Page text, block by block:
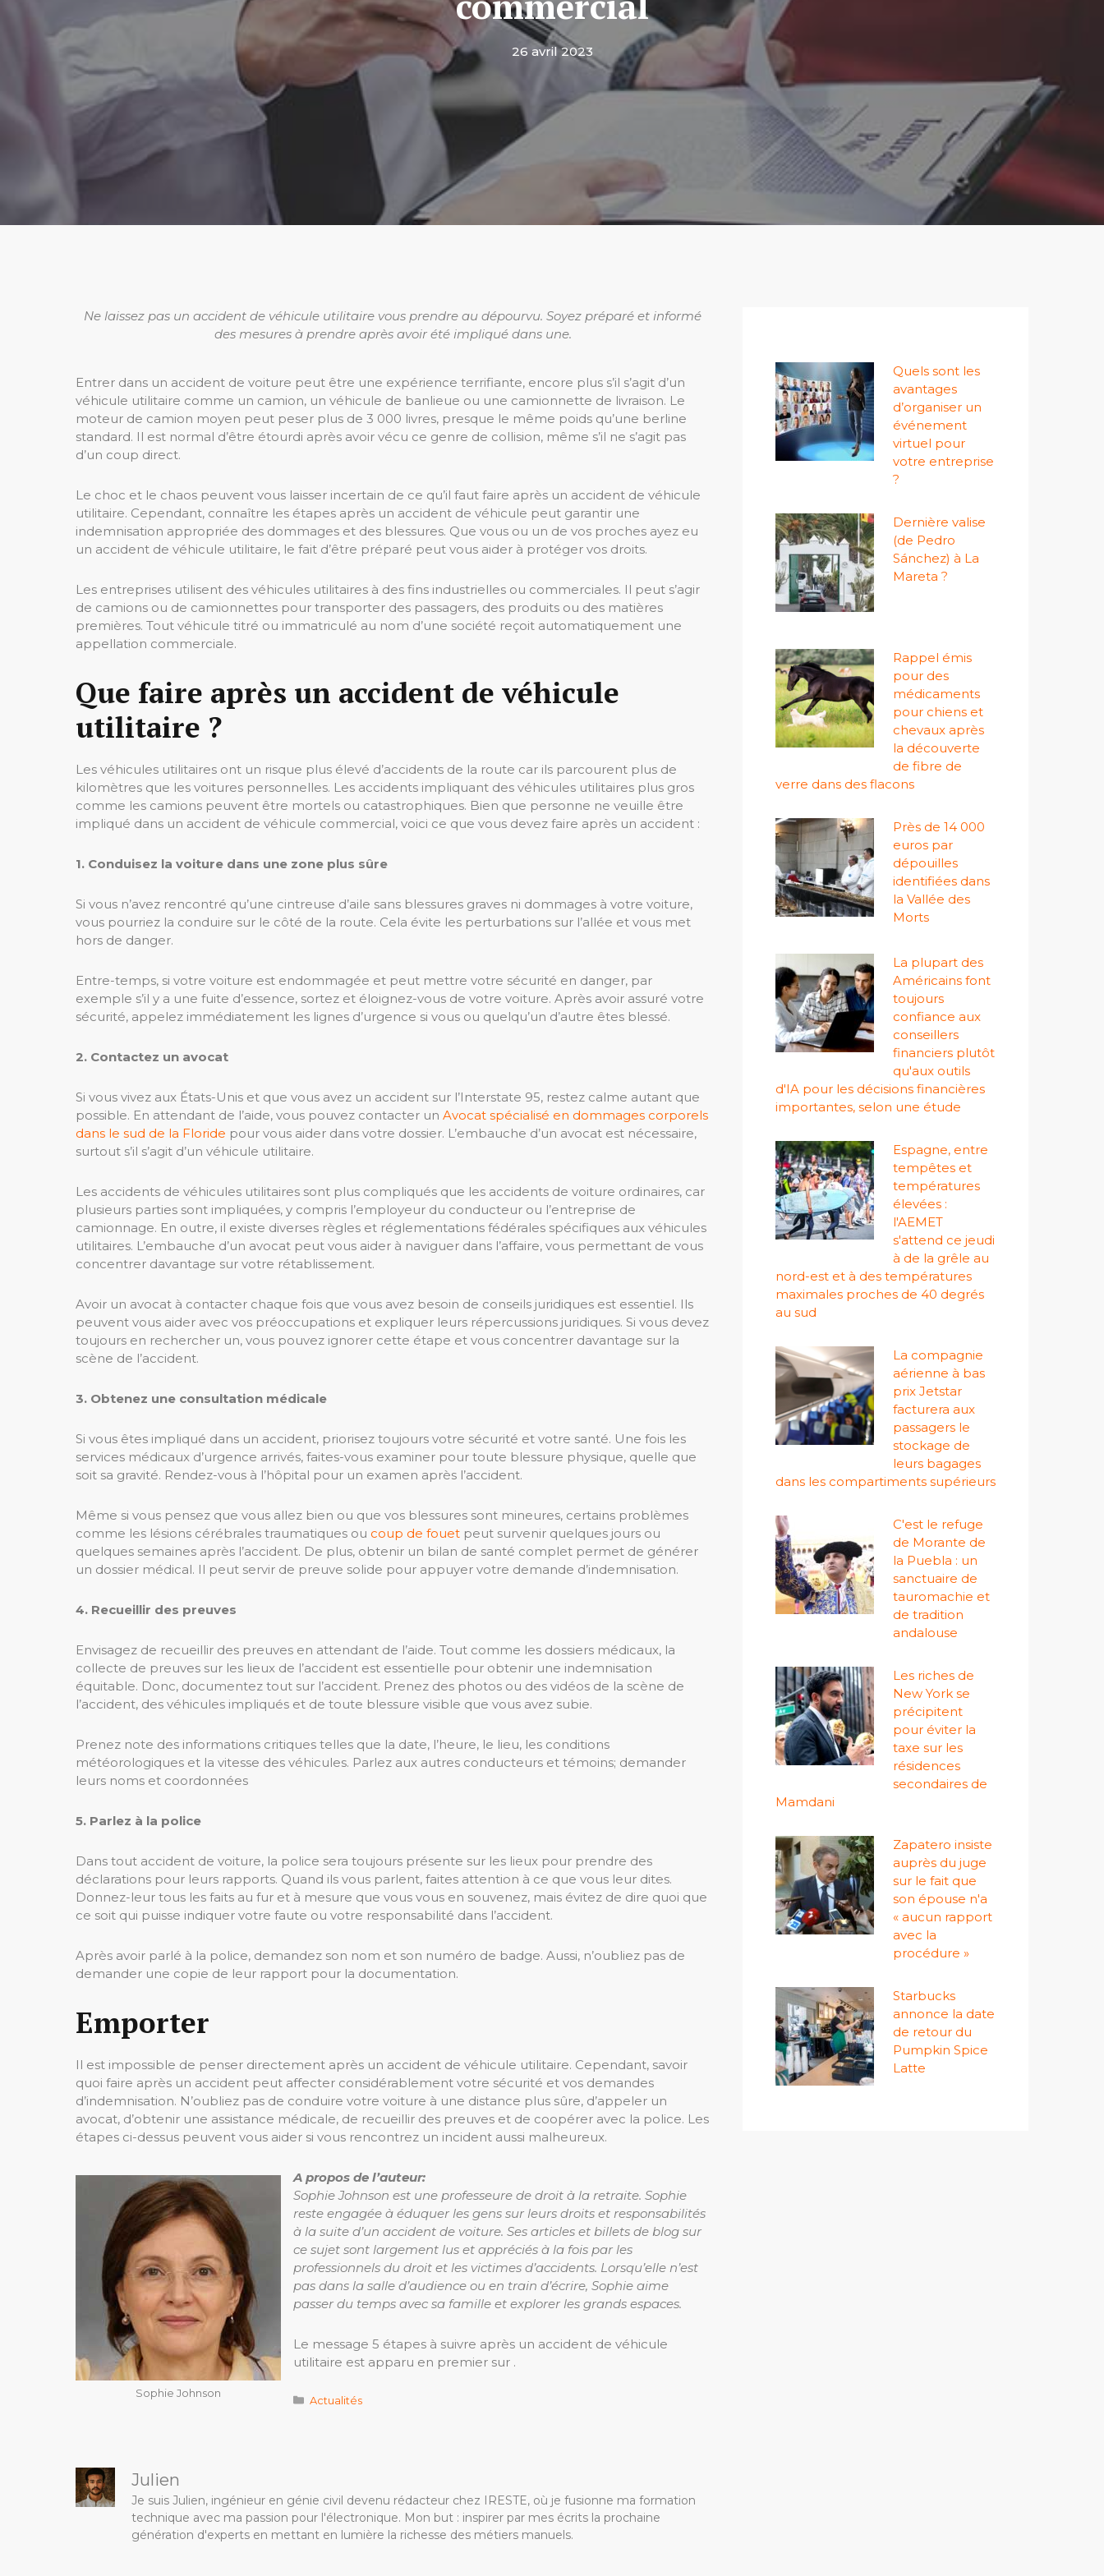
26 avril 2023
Ne laissez pas un accident de véhicule utilitaire vous prendre au dépourvu. Soyez préparé et informé
des mesures à prendre après avoir été impliqué dans une.
Entrer dans un accident de voiture peut être une expérience terrifiante, encore plus s’il s’agit d’un
véhicule utilitaire comme un camion, un véhicule de banlieue ou une camionnette de livraison. Le
moteur de camion moyen peut peser plus de 3 000 livres, presque le même poids qu’une berline
standard. Il est normal d’être étourdi après avoir vécu ce genre de collision, même s’il ne s’agit pas
d’un coup direct.
Le choc et le chaos peuvent vous laisser incertain de ce qu’il faut faire après un accident de véhicule
utilitaire. Cependant, connaître les étapes après un accident de véhicule peut garantir une
indemnisation appropriée des dommages et des blessures. Que vous ou un de vos proches ayez eu
un accident de véhicule utilitaire, le fait d’être préparé peut vous aider à protéger vos droits.
Les entreprises utilisent des véhicules utilitaires à des fins industrielles ou commerciales. Il peut s’agir
de camions ou de camionnettes pour transporter des passagers, des produits ou des matières
premières. Tout véhicule titré ou immatriculé au nom d’une société reçoit automatiquement une
appellation commerciale.
Que faire après un accident de véhicule
utilitaire ?
Les véhicules utilitaires ont un risque plus élevé d’accidents de la route car ils parcourent plus de
kilomètres que les voitures personnelles. Les accidents impliquant des véhicules utilitaires plus gros
comme les camions peuvent être mortels ou catastrophiques. Bien que personne ne veuille être
impliqué dans un accident de véhicule commercial, voici ce que vous devez faire après un accident :
1. Conduisez la voiture dans une zone plus sûre
Si vous n’avez rencontré qu’une cintreuse d’aile sans blessures graves ni dommages à votre voiture,
vous pourriez la conduire sur le côté de la route. Cela évite les perturbations sur l’allée et vous met
hors de danger.
Entre-temps, si votre voiture est endommagée et peut mettre votre sécurité en danger, par
exemple s’il y a une fuite d’essence, sortez et éloignez-vous de votre voiture. Après avoir assuré votre
sécurité, appelez immédiatement les lignes d’urgence si vous ou quelqu’un d’autre êtes blessé.
2. Contactez un avocat
Si vous vivez aux États-Unis et que vous avez un accident sur l’Interstate 95, restez calme autant que
possible. En attendant de l’aide, vous pouvez contacter un Avocat spécialisé en dommages corporels
dans le sud de la Floride pour vous aider dans votre dossier. L’embauche d’un avocat est nécessaire,
surtout s’il s’agit d’un véhicule utilitaire.
Les accidents de véhicules utilitaires sont plus compliqués que les accidents de voiture ordinaires, car
plusieurs parties sont impliquées, y compris l’employeur du conducteur ou l’entreprise de
camionnage. En outre, il existe diverses règles et réglementations fédérales spécifiques aux véhicules
utilitaires. L’embauche d’un avocat peut vous aider à naviguer dans l’affaire, vous permettant de vous
concentrer davantage sur votre rétablissement.
Avoir un avocat à contacter chaque fois que vous avez besoin de conseils juridiques est essentiel. Ils
peuvent vous aider avec vos préoccupations et expliquer leurs répercussions juridiques. Si vous devez
toujours en rechercher un, vous pouvez ignorer cette étape et vous concentrer davantage sur la
scène de l’accident.
3. Obtenez une consultation médicale
Si vous êtes impliqué dans un accident, priorisez toujours votre sécurité et votre santé. Une fois les
services médicaux d’urgence arrivés, faites-vous examiner pour toute blessure physique, quelle que
soit sa gravité. Rendez-vous à l’hôpital pour un examen après l’accident.
Même si vous pensez que vous allez bien ou que vos blessures sont mineures, certains problèmes
comme les lésions cérébrales traumatiques ou coup de fouet peut survenir quelques jours ou
quelques semaines après l’accident. De plus, obtenir un bilan de santé complet permet de générer
un dossier médical. Il peut servir de preuve solide pour appuyer votre demande d’indemnisation.
4. Recueillir des preuves
Envisagez de recueillir des preuves en attendant de l’aide. Tout comme les dossiers médicaux, la
collecte de preuves sur les lieux de l’accident est essentielle pour obtenir une indemnisation
équitable. Donc, documentez tout sur l’accident. Prenez des photos ou des vidéos de la scène de
l’accident, des véhicules impliqués et de toute blessure visible que vous avez subie.
Prenez note des informations critiques telles que la date, l’heure, le lieu, les conditions
météorologiques et la vitesse des véhicules. Parlez aux autres conducteurs et témoins; demander
leurs noms et coordonnées
5. Parlez à la police
Dans tout accident de voiture, la police sera toujours présente sur les lieux pour prendre des
déclarations pour leurs rapports. Quand ils vous parlent, faites attention à ce que vous leur dites.
Donnez-leur tous les faits au fur et à mesure que vous vous en souvenez, mais évitez de dire quoi que
ce soit qui puisse indiquer votre faute ou votre responsabilité dans l’accident.
Après avoir parlé à la police, demandez son nom et son numéro de badge. Aussi, n’oubliez pas de
demander une copie de leur rapport pour la documentation.
Emporter
Il est impossible de penser directement après un accident de véhicule utilitaire. Cependant, savoir
quoi faire après un accident peut affecter considérablement votre sécurité et vos demandes
d’indemnisation. N’oubliez pas de conduire votre voiture à une distance plus sûre, d’appeler un
avocat, d’obtenir une assistance médicale, de recueillir des preuves et de coopérer avec la police. Les
étapes ci-dessus peuvent vous aider si vous rencontrez un incident aussi malheureux.
Sophie Johnson
A propos de l’auteur:
Sophie Johnson est une professeure de droit à la retraite. Sophie
reste engagée à éduquer les gens sur leurs droits et responsabilités
à la suite d’un accident de voiture. Ses articles et billets de blog sur
ce sujet sont largement lus et appréciés à la fois par les
professionnels du droit et les victimes d’accidents. Lorsqu’elle n’est
pas dans la salle d’audience ou en train d’écrire, Sophie aime
passer du temps avec sa famille et explorer les grands espaces.
Le message 5 étapes à suivre après un accident de véhicule
utilitaire est apparu en premier sur .
Catégories
Actualités
Julien
Je suis Julien, ingénieur en génie civil devenu rédacteur chez IRESTE, où je fusionne ma formation
technique avec ma passion pour l'électronique. Mon but : inspirer par mes écrits la prochaine
génération d'experts en mettant en lumière la richesse des métiers manuels.
Quels sont les
avantages
d’organiser un
événement
virtuel pour
votre entreprise
?
Dernière valise
(de Pedro
Sánchez) à La
Mareta ?
Rappel émis
pour des
médicaments
pour chiens et
chevaux après
la découverte
de fibre de
verre dans des flacons
Près de 14 000
euros par
dépouilles
identifiées dans
la Vallée des
Morts
La plupart des
Américains font
toujours
confiance aux
conseillers
financiers plutôt
qu'aux outils
d'IA pour les décisions financières
importantes, selon une étude
Espagne, entre
tempêtes et
températures
élevées :
l'AEMET
s'attend ce jeudi
à de la grêle au
nord-est et à des températures
maximales proches de 40 degrés
au sud
La compagnie
aérienne à bas
prix Jetstar
facturera aux
passagers le
stockage de
leurs bagages
dans les compartiments supérieurs
C'est le refuge
de Morante de
la Puebla : un
sanctuaire de
tauromachie et
de tradition
andalouse
Les riches de
New York se
précipitent
pour éviter la
taxe sur les
résidences
secondaires de
Mamdani
Zapatero insiste
auprès du juge
sur le fait que
son épouse n'a
« aucun rapport
avec la
procédure »
Starbucks
annonce la date
de retour du
Pumpkin Spice
Latte